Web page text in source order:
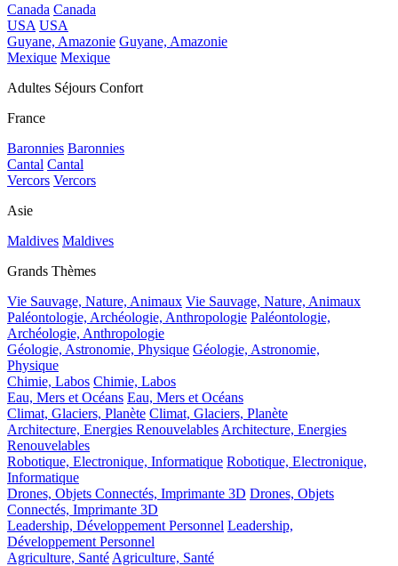
Canada Canada
USA USA
Guyane, Amazonie Guyane, Amazonie
Mexique Mexique
Adultes Séjours Confort
France
Baronnies Baronnies
Cantal Cantal
Vercors Vercors
Asie
Maldives Maldives
Grands Thèmes
Vie Sauvage, Nature, Animaux Vie Sauvage, Nature, Animaux
Paléontologie, Archéologie, Anthropologie Paléontologie,
Archéologie, Anthropologie
Géologie, Astronomie, Physique Géologie, Astronomie,
Physique
Chimie, Labos Chimie, Labos
Eau, Mers et Océans Eau, Mers et Océans
Climat, Glaciers, Planète Climat, Glaciers, Planète
Architecture, Energies Renouvelables Architecture, Energies
Renouvelables
Robotique, Electronique, Informatique Robotique, Electronique,
Informatique
Drones, Objets Connectés, Imprimante 3D Drones, Objets
Connectés, Imprimante 3D
Leadership, Développement Personnel Leadership,
Développement Personnel
Agriculture, Santé Agriculture, Santé